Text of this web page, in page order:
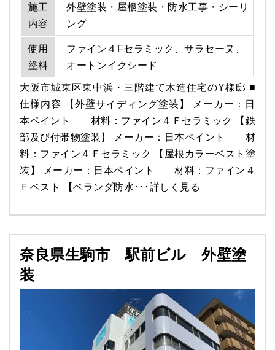
施工
内容
外壁塗装・屋根塗装・防水工事・シーリ
ング
使用
塗料
ファイン４Fセラミック、サラセーヌ、
オートンイクシード
大阪市城東区東中浜・三階建て木造住宅のY様邸 ■
仕様内容 【外壁サイディング塗装】 メーカー：日
本ペイント 材料：ファイン４Ｆセラミック 【鉄
部及び付帯物塗装】 メーカー：日本ペイント 材
料：ファイン４Ｆセラミック 【屋根カラーベスト塗
装】 メーカー：日本ペイント 材料：ファイン４
Ｆベスト 【ベランダ防水･･･ 詳しく見る
奈良県生駒市 駅前ビル 外壁塗
装